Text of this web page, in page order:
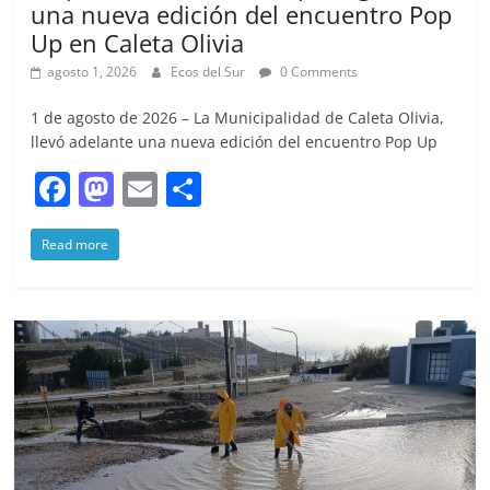
una nueva edición del encuentro Pop
Up en Caleta Olivia
agosto 1, 2026 Ecos del Sur 0 Comments
1 de agosto de 2026 – La Municipalidad de Caleta Olivia,
llevó adelante una nueva edición del encuentro Pop Up
F
a
c
b
o
o
k
M
a
st
d
o
n
E
Read more